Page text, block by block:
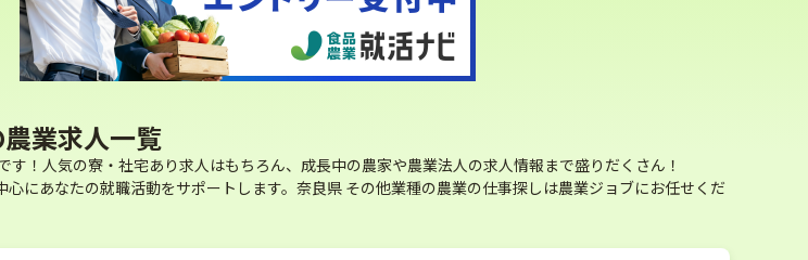
業求人一覧
す！人気の寮・社宅あり求人はもちろん、成長中の農家や農業法人の求人情報まで盛りだくさん！
にあなたの就職活動をサポートします。奈良県 その他業種の農業の仕事探しは農業ジョブにお任せくだ